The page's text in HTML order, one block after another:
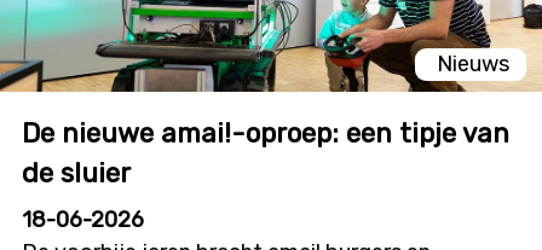
Nieuws
De nieuwe amai!-oproep: een tipje van
de sluier
18-06-2026